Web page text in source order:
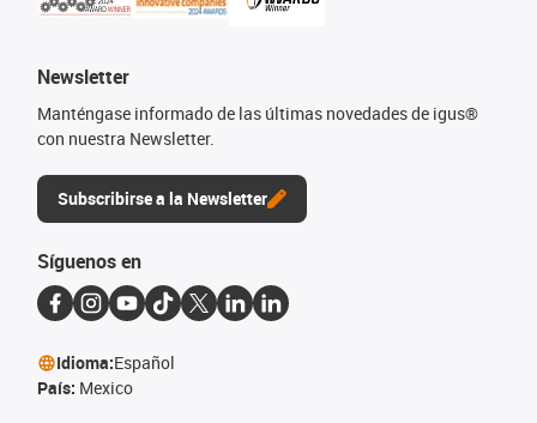
Newsletter
Manténgase informado de las últimas novedades de igus®
con nuestra Newsletter.
Subscribirse a la Newsletter
Síguenos en
Idioma:Español
País: Mexico